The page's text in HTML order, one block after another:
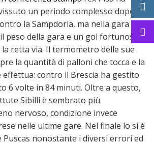
un periodo complesso dopo il
la Sampdoria, ma nella gara di
peso della gara e un gol fortunoso,
retta via. Il termometro delle sue
la quantità di palloni che tocca e la
contro il Brescia ha gestito
6 volte in 84 minuti. Oltre a questo,
Sibilli è sembrato più
nervoso, condizione invece
nelle ultime gare. Nel finale lo si è
nonostante i diversi errori ed